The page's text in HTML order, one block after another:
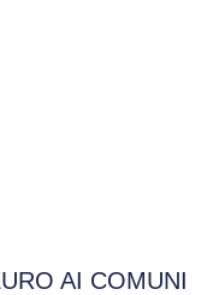
AI COMUNI